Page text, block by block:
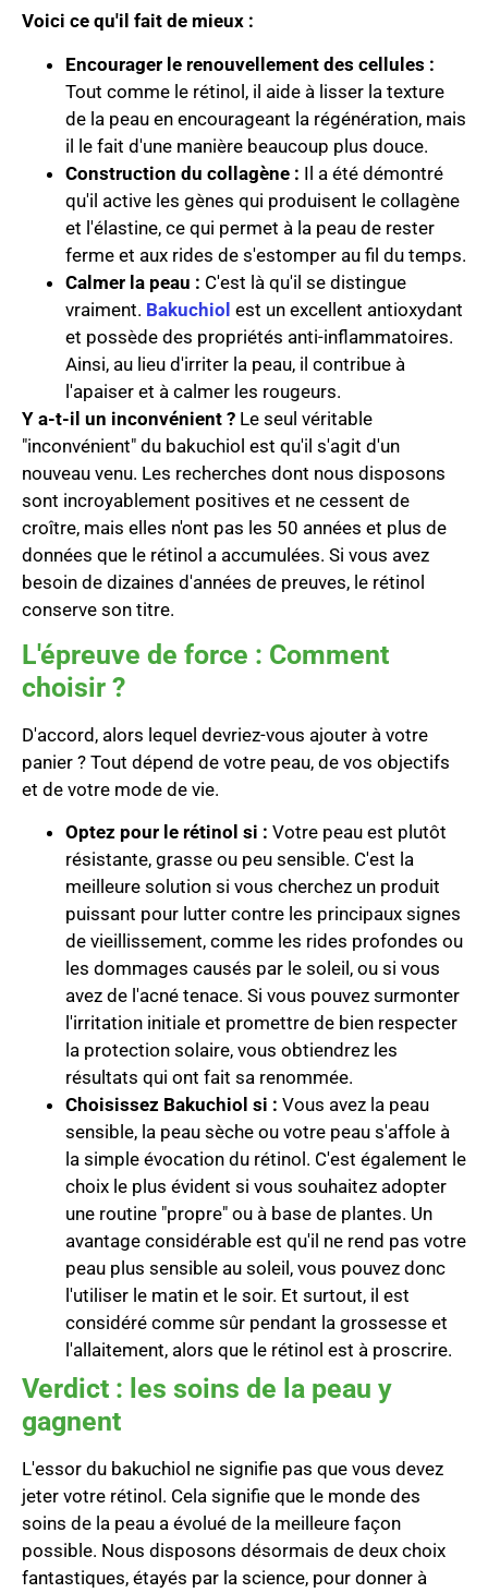
Voici ce qu'il fait de mieux :
Encourager le renouvellement des cellules :
Tout comme le rétinol, il aide à lisser la texture
de la peau en encourageant la régénération, mais
il le fait d'une manière beaucoup plus douce.
Construction du collagène : Il a été démontré
qu'il active les gènes qui produisent le collagène
et l'élastine, ce qui permet à la peau de rester
ferme et aux rides de s'estomper au fil du temps.
Calmer la peau : C'est là qu'il se distingue
vraiment. Bakuchiol est un excellent antioxydant
et possède des propriétés anti-inflammatoires.
Ainsi, au lieu d'irriter la peau, il contribue à
l'apaiser et à calmer les rougeurs.
Y a-t-il un inconvénient ? Le seul véritable
"inconvénient" du bakuchiol est qu'il s'agit d'un
nouveau venu. Les recherches dont nous disposons
sont incroyablement positives et ne cessent de
croître, mais elles n'ont pas les 50 années et plus de
données que le rétinol a accumulées. Si vous avez
besoin de dizaines d'années de preuves, le rétinol
conserve son titre.
L'épreuve de force : Comment
choisir ?
D'accord, alors lequel devriez-vous ajouter à votre
panier ? Tout dépend de votre peau, de vos objectifs
et de votre mode de vie.
Optez pour le rétinol si : Votre peau est plutôt
résistante, grasse ou peu sensible. C'est la
meilleure solution si vous cherchez un produit
puissant pour lutter contre les principaux signes
de vieillissement, comme les rides profondes ou
les dommages causés par le soleil, ou si vous
avez de l'acné tenace. Si vous pouvez surmonter
l'irritation initiale et promettre de bien respecter
la protection solaire, vous obtiendrez les
résultats qui ont fait sa renommée.
Choisissez Bakuchiol si : Vous avez la peau
sensible, la peau sèche ou votre peau s'affole à
la simple évocation du rétinol. C'est également le
choix le plus évident si vous souhaitez adopter
une routine "propre" ou à base de plantes. Un
avantage considérable est qu'il ne rend pas votre
peau plus sensible au soleil, vous pouvez donc
l'utiliser le matin et le soir. Et surtout, il est
considéré comme sûr pendant la grossesse et
l'allaitement, alors que le rétinol est à proscrire.
Verdict : les soins de la peau y
gagnent
L'essor du bakuchiol ne signifie pas que vous devez
jeter votre rétinol. Cela signifie que le monde des
soins de la peau a évolué de la meilleure façon
possible. Nous disposons désormais de deux choix
fantastiques, étayés par la science, pour donner à